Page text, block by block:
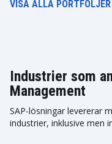
VISA ALLA PORTFÖLJER
Industrier som
Management
SAP-lösningar levererar
industrier, inklusive men